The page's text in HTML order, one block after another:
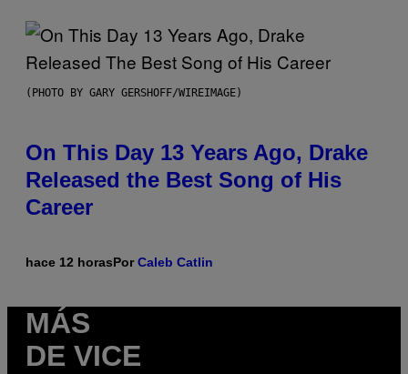
(PHOTO BY GARY GERSHOFF/WIREIMAGE)
On This Day 13 Years Ago, Drake
Released the Best Song of His
Career
hace 12 horasPorCaleb Catlin
MÁS
DE VICE